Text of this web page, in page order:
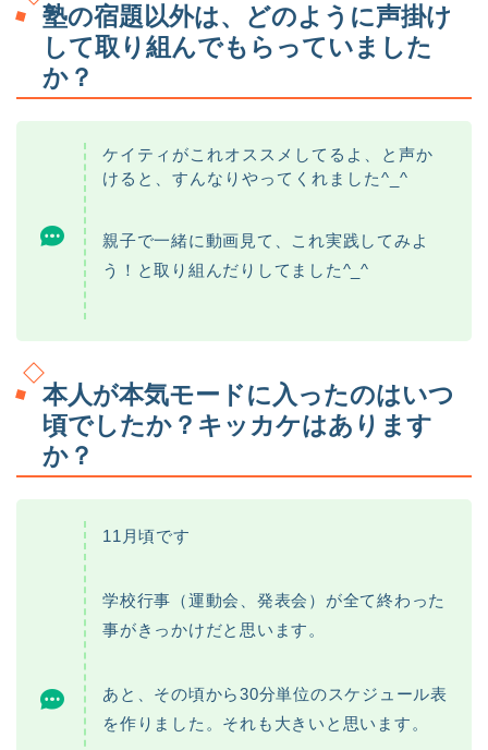
塾の宿題以外は、どのように声掛け
して取り組んでもらっていました
か？
ケイティがこれオススメしてるよ、と声か
けると、すんなりやってくれました^_^
親子で一緒に動画見て、これ実践してみよ
う！と取り組んだりしてました^_^
本人が本気モードに入ったのはいつ
頃でしたか？キッカケはあります
か？
11月頃です
学校行事（運動会、発表会）が全て終わった
事がきっかけだと思います。
あと、その頃から30分単位のスケジュール表
を作りました。それも大きいと思います。